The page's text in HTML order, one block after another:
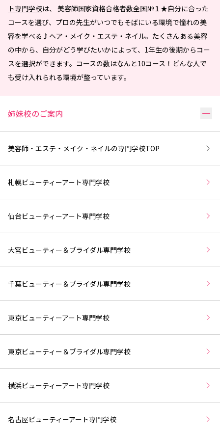
ト専門学校は、 美容師国家資格合格者数全国№１★自分に合った
コースを選び、プロの先生がいつでもそばにいる環境で憧れの美
容を学べる♪ヘア・メイク・エステ・ネイル。たくさんある美容
の中から、自分がどう学びたいかによって、1年生の後期からコー
スを選択ができます。コースの数はなんと10コース！どんな人で
も受け入れられる環境が整っています。
姉妹校のご案内 リ
美容師・エステ・メイク・ネイルの専門学校TOP
札幌ビューティーアート専門学校
仙台ビューティーアート専門学校
大宮ビューティー＆ブライダル専門学校
千葉ビューティー＆ブライダル専門学校
東京ビューティーアート専門学校
東京ビューティー＆ブライダル専門学校
横浜ビューティーアート専門学校
名古屋ビューティーアート専門学校